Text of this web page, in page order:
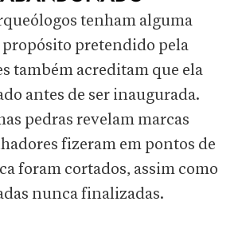
tenham alguma
propósito pretendido pela
também acreditam que ela
antes de ser inaugurada.
pedras revelam marcas
fizeram em pontos de
foram cortados, assim como
nunca finalizadas.